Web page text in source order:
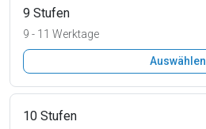
9 Stufen
9 - 11 Werktage
Auswählen
10 Stufen